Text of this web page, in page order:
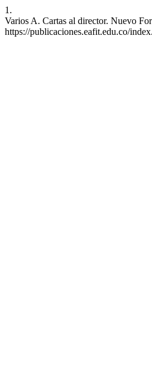
1.
Varios A. Cartas al director. Nuevo
https://publicaciones.eafit.edu.co/